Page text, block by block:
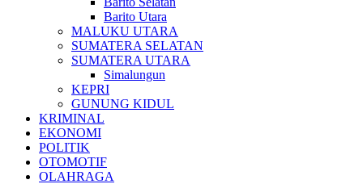
Barito Utara
MALUKU UTARA
SUMATERA SELATAN
SUMATERA UTARA
Simalungun
KEPRI
GUNUNG KIDUL
KRIMINAL
EKONOMI
POLITIK
OTOMOTIF
OLAHRAGA